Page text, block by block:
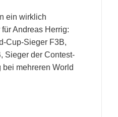
ein wirklich
Andreas Herrig:
Cup-Sieger F3B,
Sieger der Contest-
mehreren World